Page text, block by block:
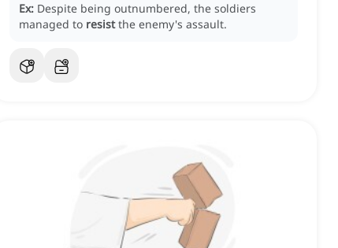
Ex: Despite being outnumbered, the soldiers
managed to resist the enemy's assault.